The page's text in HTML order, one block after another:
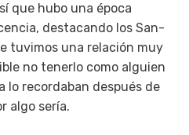
que hubo una época
desta­can­do los San­
tuvi­mos una relación muy
no ten­er­lo como alguien
lo record­a­ban después de
algo sería.